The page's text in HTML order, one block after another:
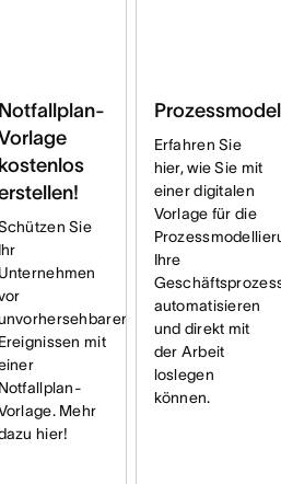
Notfallplan-
kostenlos
Sie
Ihr
Unternehmen
Ereignissen mit
Notfallplan-
Mehr
hier!
Erfahren Sie
hier, wie Sie mit
einer digitalen
Vorlage für die
Ihre
automatisieren
und direkt mit
der Arbeit
loslegen
können.